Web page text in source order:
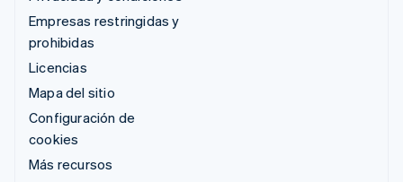
Empresas restringidas y
prohibidas
Licencias
Mapa del sitio
Configuración de
cookies
Más recursos